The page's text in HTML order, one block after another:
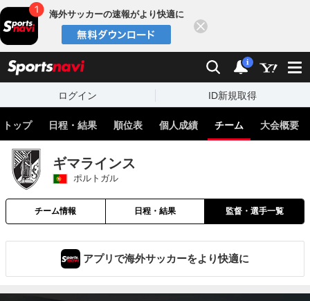
海外サッカーの速報がより快適に
検索 通知
i
ログイン ID新規取得
トップ 日程・結果 順位表 個人成績 チーム 大会概要
ギマラインス
ポルトガル
チーム情報 日程・結果 監督・選手一覧
アプリで海外サッカーをより快適に